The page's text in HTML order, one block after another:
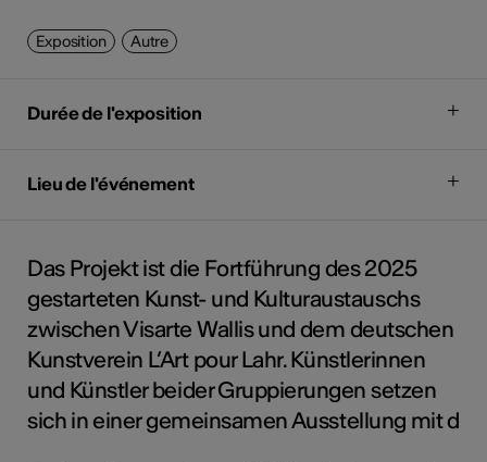
Exposition Autre
Durée de l'exposition
Lieu de l'événement
Das Projekt ist die Fortführung des 2025
gestarteten Kunst- und Kulturaustauschs
zwischen Visarte Wallis und dem deutschen
Kunstverein L’Art pour Lahr. Künstlerinnen
und Künstler beider Gruppierungen setzen
sich in einer gemeinsamen Ausstellung mit d